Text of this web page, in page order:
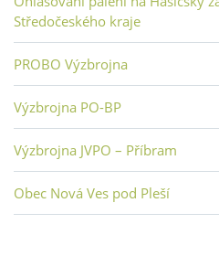
Středočeského kraje
PROBO Výzbrojna
Výzbrojna PO-BP
Výzbrojna JVPO – Příbram
Obec Nová Ves pod Pleší